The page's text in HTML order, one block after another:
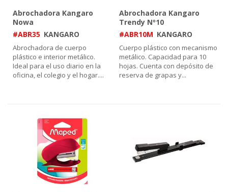
Abrochadora Kangaro
Nowa
#ABR35 KANGARO
Abrochadora de cuerpo
plástico e interior metálico.
Ideal para el uso diario en la
oficina, el colegio y el hogar....
Abrochadora Kangaro
Trendy Nº10
#ABR10M KANGARO
Cuerpo plástico con mecanismo
metálico. Capacidad para 10
hojas. Cuenta con depósito de
reserva de grapas y...